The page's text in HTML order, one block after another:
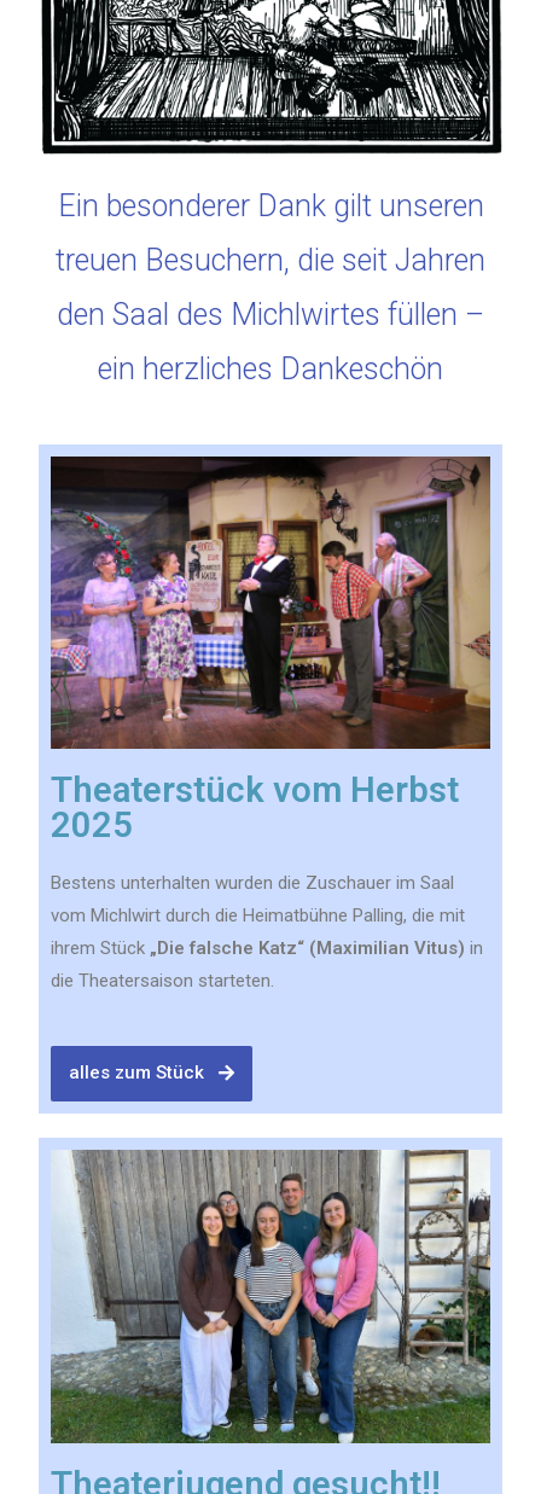
Ein besonderer Dank gilt unseren
treuen Besuchern, die seit Jahren
den Saal des Michlwirtes füllen –
ein herzliches Dankeschön
Theaterstück vom Herbst
2025
Bestens unterhalten wurden die Zuschauer im Saal
vom Michlwirt durch die Heimatbühne Palling, die mit
ihrem Stück „Die falsche Katz“ (Maximilian Vitus) in
die Theatersaison starteten.
alles zum Stück
Theaterjugend gesucht!!